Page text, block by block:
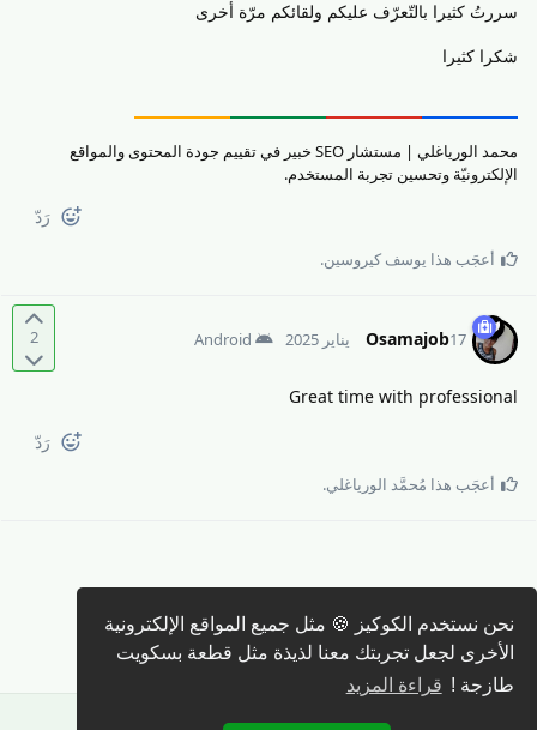
نحن نستخدم الكوكيز 🍪 مثل جميع المواقع الإلكترونية
الأخرى لجعل تجربتك معنا لذيذة مثل قطعة بسكويت
طازجة ! قراءة المزيد
سررتُ كثيرا بالتّعرّف عليكم ولقائكم مرّة أخرى
شكرا كثيرا
محمد الورياغلي | مستشار SEO خبير في تقييم جودة المحتوى والمواقع
الإلكترونيّة وتحسين تجربة المستخدم.
رَدّ
أعجَب هذا يوسف كيروسين.
2 Osamajob17 يناير 2025 Android
Great time with professional
رَدّ
أعجَب هذا مُحمَّد الورياغلي.
كتابة رد 🖊️